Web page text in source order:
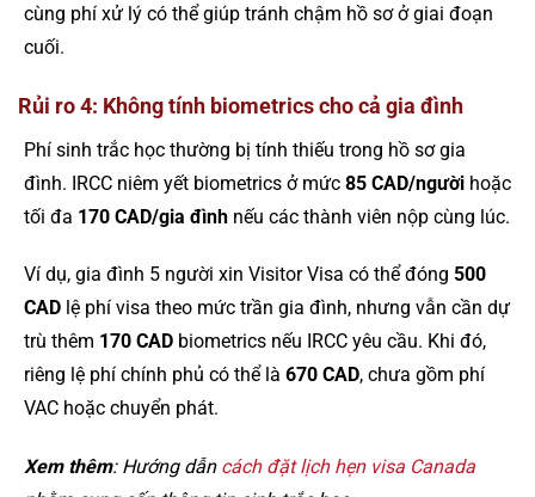
cùng phí xử lý có thể giúp tránh chậm hồ sơ ở giai đoạn
cuối.
Rủi ro 4: Không tính biometrics cho cả gia đình
Phí sinh trắc học thường bị tính thiếu trong hồ sơ gia
đình. IRCC niêm yết biometrics ở mức 85 CAD/người hoặc
tối đa 170 CAD/gia đình nếu các thành viên nộp cùng lúc.
Ví dụ, gia đình 5 người xin Visitor Visa có thể đóng 500
CAD lệ phí visa theo mức trần gia đình, nhưng vẫn cần dự
trù thêm 170 CAD biometrics nếu IRCC yêu cầu. Khi đó,
riêng lệ phí chính phủ có thể là 670 CAD, chưa gồm phí
VAC hoặc chuyển phát.
Xem thêm: Hướng dẫn cách đặt lịch hẹn visa Canada